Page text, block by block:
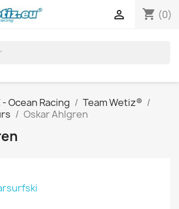
shopping_cart (0)

- Ocean Racing
Team Wetiz®
Oskar Ahlgren